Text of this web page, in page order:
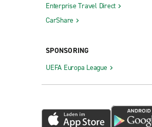
Enterprise Travel Direct
CarShare
SPONSORING
UEFA Europa League